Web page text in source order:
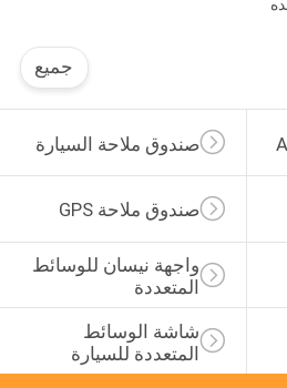
جميع
صندوق ملاحة السيارة
صندوق ملاحة GPS
واجهة نيسان للوسائط
المتعددة
شاشة الوسائط
المتعددة للسيارة